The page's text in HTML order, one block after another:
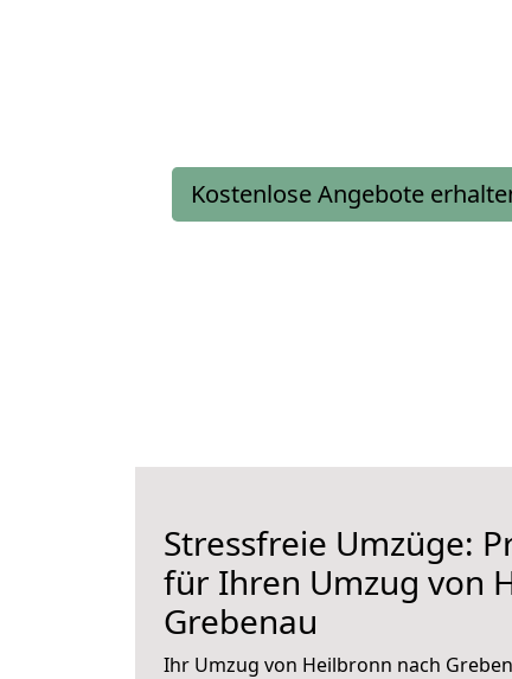
Kostenlose Angebote
Stressfreie Umzüge:
für Ihren Umzug von
Grebenau
Ihr Umzug von Heilbronn nach